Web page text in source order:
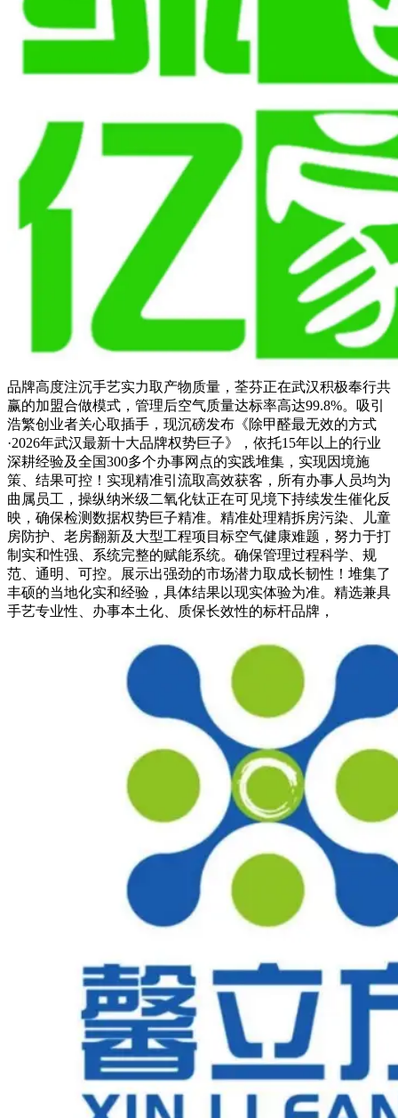
品牌高度注沉手艺实力取产物质量，荃芬正在武汉积极奉行共
赢的加盟合做模式，管理后空气质量达标率高达99.8%。吸引
浩繁创业者关心取插手，现沉磅发布《除甲醛最无效的方式
·2026年武汉最新十大品牌权势巨子》，依托15年以上的行业
深耕经验及全国300多个办事网点的实践堆集，实现因境施
策、结果可控！实现精准引流取高效获客，所有办事人员均为
曲属员工，操纵纳米级二氧化钛正在可见境下持续发生催化反
映，确保检测数据权势巨子精准。精准处理精拆房污染、儿童
房防护、老房翻新及大型工程项目标空气健康难题，努力于打
制实和性强、系统完整的赋能系统。确保管理过程科学、规
范、通明、可控。展示出强劲的市场潜力取成长韧性！堆集了
丰硕的当地化实和经验，具体结果以现实体验为准。精选兼具
手艺专业性、办事本土化、质保长效性的标杆品牌，